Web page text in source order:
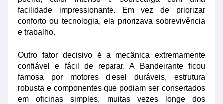
facilidade impressionante. Em vez de priorizar
conforto ou tecnologia, ela priorizava sobrevivência
e trabalho.
Outro fator decisivo é a mecânica extremamente
confiável e fácil de reparar. A Bandeirante ficou
famosa por motores diesel duráveis, estrutura
robusta e componentes que podiam ser consertados
em oficinas simples, muitas vezes longe dos